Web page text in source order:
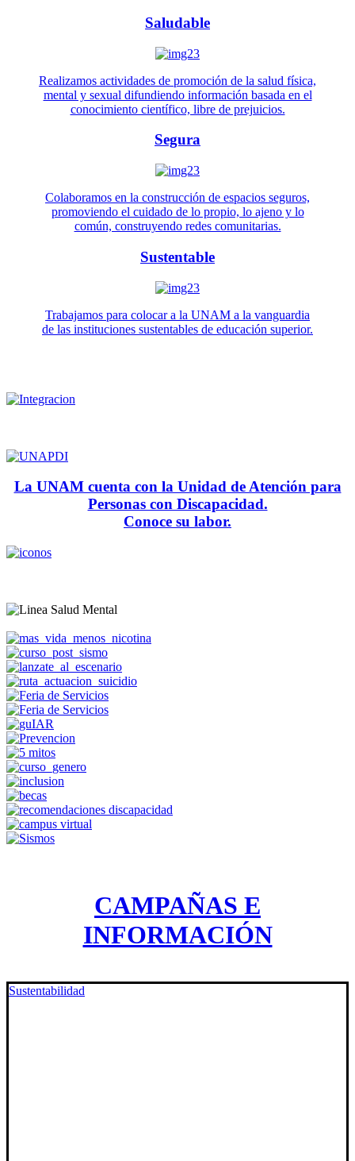
Saludable
Realizamos actividades de promoción de la salud física,
mental y sexual difundiendo información basada en el
conocimiento científico, libre de prejuicios.
Segura
Colaboramos en la construcción de espacios seguros,
promoviendo el cuidado de lo propio, lo ajeno y lo
común, construyendo redes comunitarias.
Sustentable
Trabajamos para colocar a la UNAM a la vanguardia
de las instituciones sustentables de educación superior.
La UNAM cuenta con la Unidad de Atención para
Personas con Discapacidad.
Conoce su labor.
CAMPAÑAS E
INFORMACIÓN
Sustentabilidad